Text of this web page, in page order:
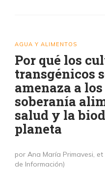
AGUA Y ALIMENTOS
Por qué los
transgénicos
amenaza a
soberanía
salud y la
planeta
por Ana María Primavesi,
de Información)